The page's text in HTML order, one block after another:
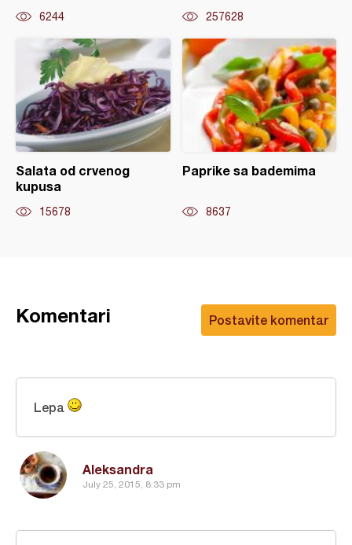
6244 257628
Salata od crvenog
kupusa
15678
Paprike sa bademima
8637
Postavite komentar
Komentari
Aleksandra
July 25, 2015, 8:33 pm
Lepa